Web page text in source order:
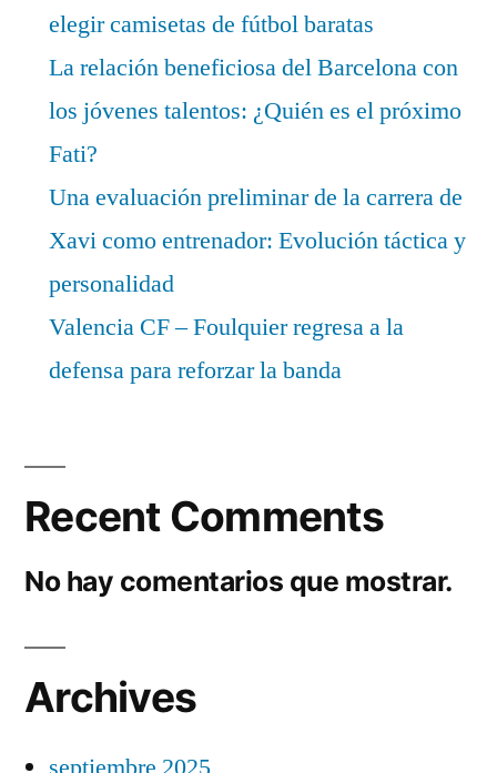
elegir camisetas de fútbol baratas
La relación beneficiosa del Barcelona con
los jóvenes talentos: ¿Quién es el próximo
Fati?
Una evaluación preliminar de la carrera de
Xavi como entrenador: Evolución táctica y
personalidad
Valencia CF – Foulquier regresa a la
defensa para reforzar la banda
Recent Comments
No hay comentarios que mostrar.
Archives